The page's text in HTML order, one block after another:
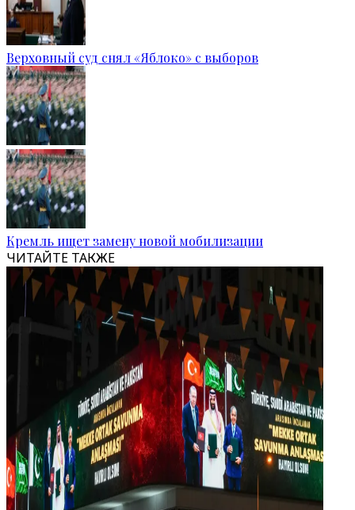
Верховный суд снял «Яблоко» с выборов
Кремль ищет замену новой мобилизации
ЧИТАЙТЕ ТАКЖЕ